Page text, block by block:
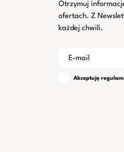
Otrzymuj
ofertach. Z
każdej chwili.
Akceptuję